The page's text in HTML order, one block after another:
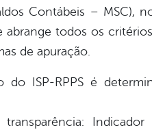
Contábeis – MSC),
abrange todos os
de apuração.
do ISP-RPPS é